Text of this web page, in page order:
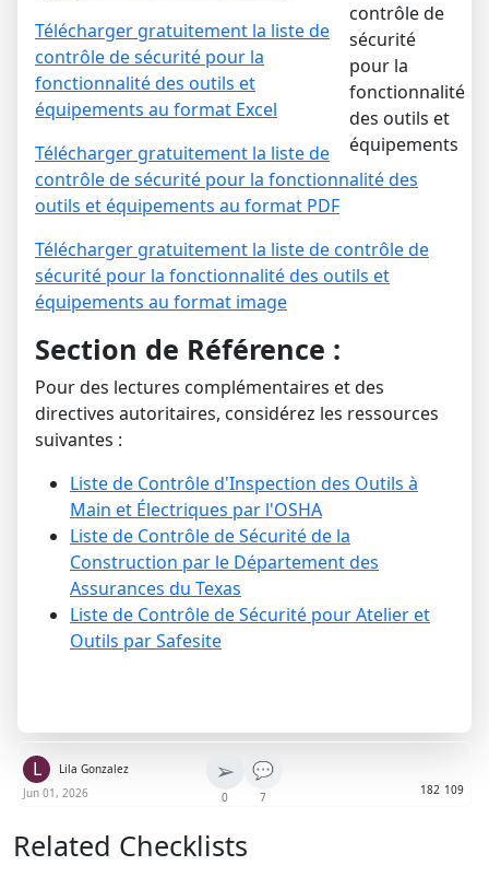
Télécharger gratuitement la liste de
contrôle de sécurité pour la
fonctionnalité des outils et
équipements au format Excel
Télécharger gratuitement la liste de
contrôle de sécurité pour la fonctionnalité des
outils et équipements au format PDF
Télécharger gratuitement la liste de contrôle de
sécurité pour la fonctionnalité des outils et
équipements au format image
Section de Référence :
Pour des lectures complémentaires et des
directives autoritaires, considérez les ressources
suivantes :
Liste de Contrôle d'Inspection des Outils à
Main et Électriques par l'OSHA
Liste de Contrôle de Sécurité de la
Construction par le Département des
Assurances du Texas
Liste de Contrôle de Sécurité pour Atelier et
Outils par Safesite
L
Lila Gonzalez
Jun 01, 2026
➢
0
💬
7 182 109
Related Checklists